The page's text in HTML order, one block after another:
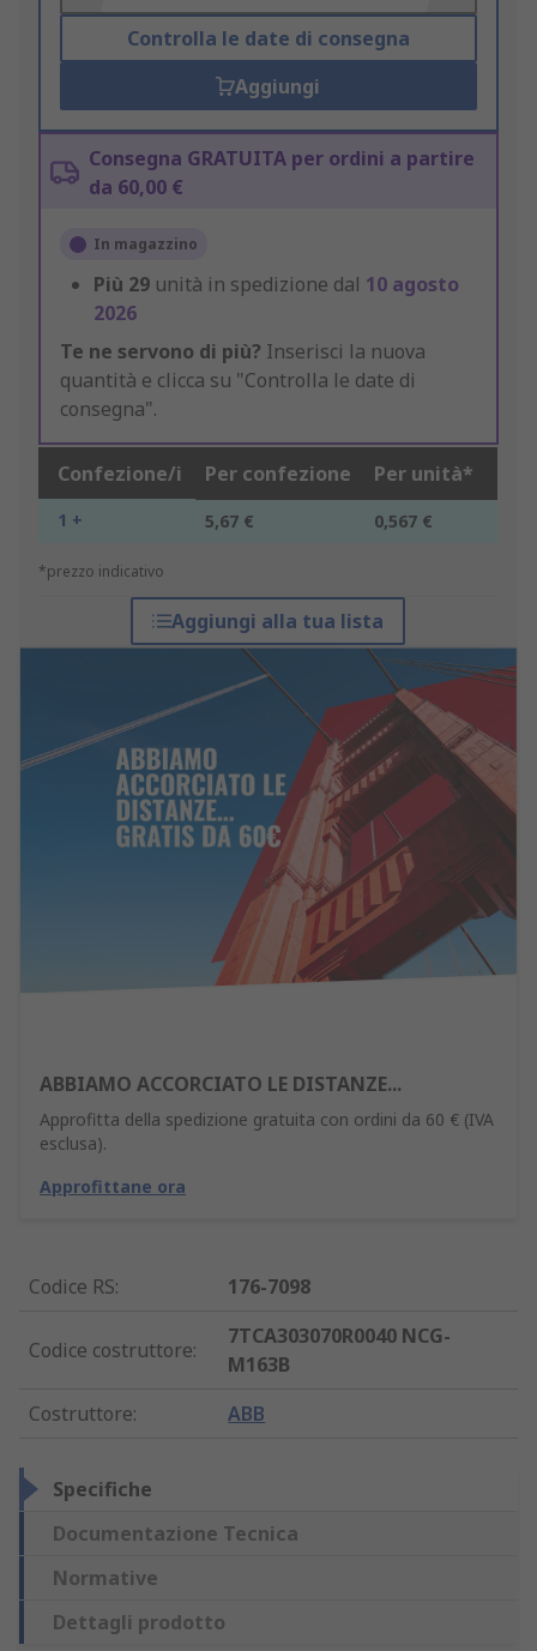
Controlla le date di consegna
Aggiungi
Consegna GRATUITA per ordini a partire
da 60,00 €
In magazzino
Più 29 unità in spedizione dal 10 agosto
2026
Te ne servono di più? Inserisci la nuova
quantità e clicca su "Controlla le date di
consegna".
Confezione/i Per confezione Per unità*
1 + 5,67 € 0,567 €
*prezzo indicativo
Aggiungi alla tua lista
ABBIAMO ACCORCIATO LE DISTANZE...
Approfitta della spedizione gratuita con ordini da 60 € (IVA
esclusa).
Approfittane ora
Codice RS: 176-7098
Codice costruttore:
7TCA303070R0040 NCG-
M163B
Costruttore: ABB
Specifiche
Documentazione Tecnica
Normative
Dettagli prodotto